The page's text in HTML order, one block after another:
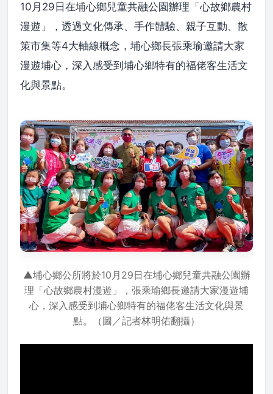
10月29日在埔心鄉兒童共融公園辦理「心故鄉農村
漫遊」，透過文化傳承、手作體驗、親子互動、散
策市集等4大軸線概念，埔心鄉長張乘瑜邀請大家
漫遊埔心，深入感受到埔心鄉特有的福佬客生活文
化與景點。
▲埔心鄉公所將於10月29日在埔心鄉兒童共融公園辦
理「心故鄉農村漫遊」，張乘瑜鄉長邀請大家漫遊埔
心，深入感受到埔心鄉特有的福佬客生活文化與景
點。（圖／記者林明佑翻攝）